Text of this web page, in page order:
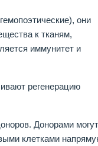
они
к тканям,
иммунитет и
регенерацию
Донорами могут
клетками